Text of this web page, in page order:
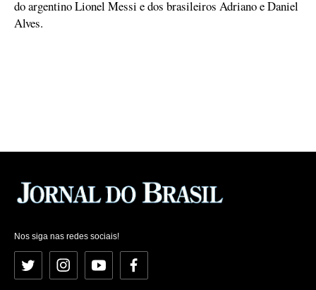
do argentino Lionel Messi e dos brasileiros Adriano e Daniel
Alves.
Nos siga nas redes sociais!
Twitter InstagramYouTubeFacebook